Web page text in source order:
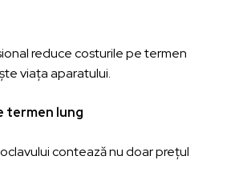
reduce costurile pe termen
viața aparatului.
termen lung
contează nu doar prețul